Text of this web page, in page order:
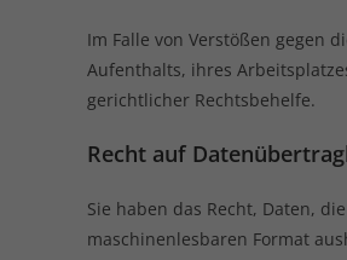
Im Falle von Verstößen gegen
Aufenthalts, ihres
gerichtlicher Rechtsbehelfe.
Recht auf
Sie haben das Recht, Daten,
maschinenlesbaren Format